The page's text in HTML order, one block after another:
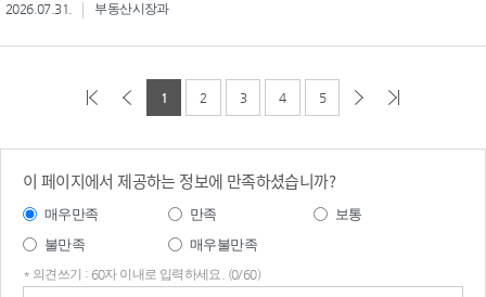
2026.07.31. 부동산시장과
1 2 3 4 5
이 페이지에서 제공하는 정보에 만족하셨습니까?
매우만족 만족
보통
불만족
매우불만족
* 의견쓰기 : 60자 이내로 입력하세요. (0/60)